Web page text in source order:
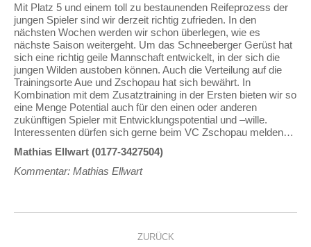
Mit Platz 5 und einem toll zu bestaunenden Reifeprozess der
jungen Spieler sind wir derzeit richtig zufrieden. In den
nächsten Wochen werden wir schon überlegen, wie es
nächste Saison weitergeht. Um das Schneeberger Gerüst hat
sich eine richtig geile Mannschaft entwickelt, in der sich die
jungen Wilden austoben können. Auch die Verteilung auf die
Trainingsorte Aue und Zschopau hat sich bewährt. In
Kombination mit dem Zusatztraining in der Ersten bieten wir so
eine Menge Potential auch für den einen oder anderen
zukünftigen Spieler mit Entwicklungspotential und –wille.
Interessenten dürfen sich gerne beim VC Zschopau melden…
Mathias Ellwart (0177-3427504)
Kommentar: Mathias Ellwart
Kommentarnavigation
ZURÜCK